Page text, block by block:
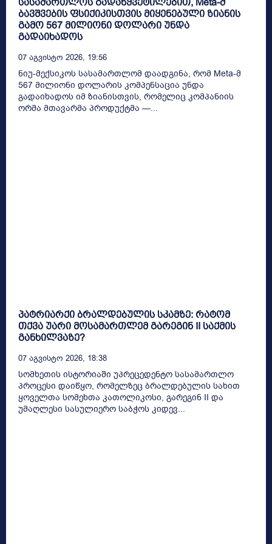
ბავშვების ფსიქიკისთვის მიყენებული ზიანის
გამო 567 მილიონი დოლარი უნდა
გადაიხადოს
07 Აგვისტო 2026, 19:56
ნიუ-მექსიკოს სასამართლომ დაადგინა, რომ Meta-მ
567 მილიონი დოლარის კომპენსაცია უნდა
გადაიხადოს იმ ზიანისთვის, რომელიც კომპანიის
ორმა მთავარმა პროდუქტმა —...
პატრიარქი ბრალდებულის სკამზე: რატომ
თქვა უარი მოსამართლემ გარეგინ II საქმის
განხილვაზე?
07 Აგვისტო 2026, 18:38
სომხეთის ისტორიაში უპრეცედენტო სასამართლო
პროცესი დაიწყო, რომელზეც ბრალდებულის სახით
ყოველთა სომეხთა კათოლიკოსი, გარეგინ II და
უმაღლესი სასულიერო საბჭოს კიდევ...